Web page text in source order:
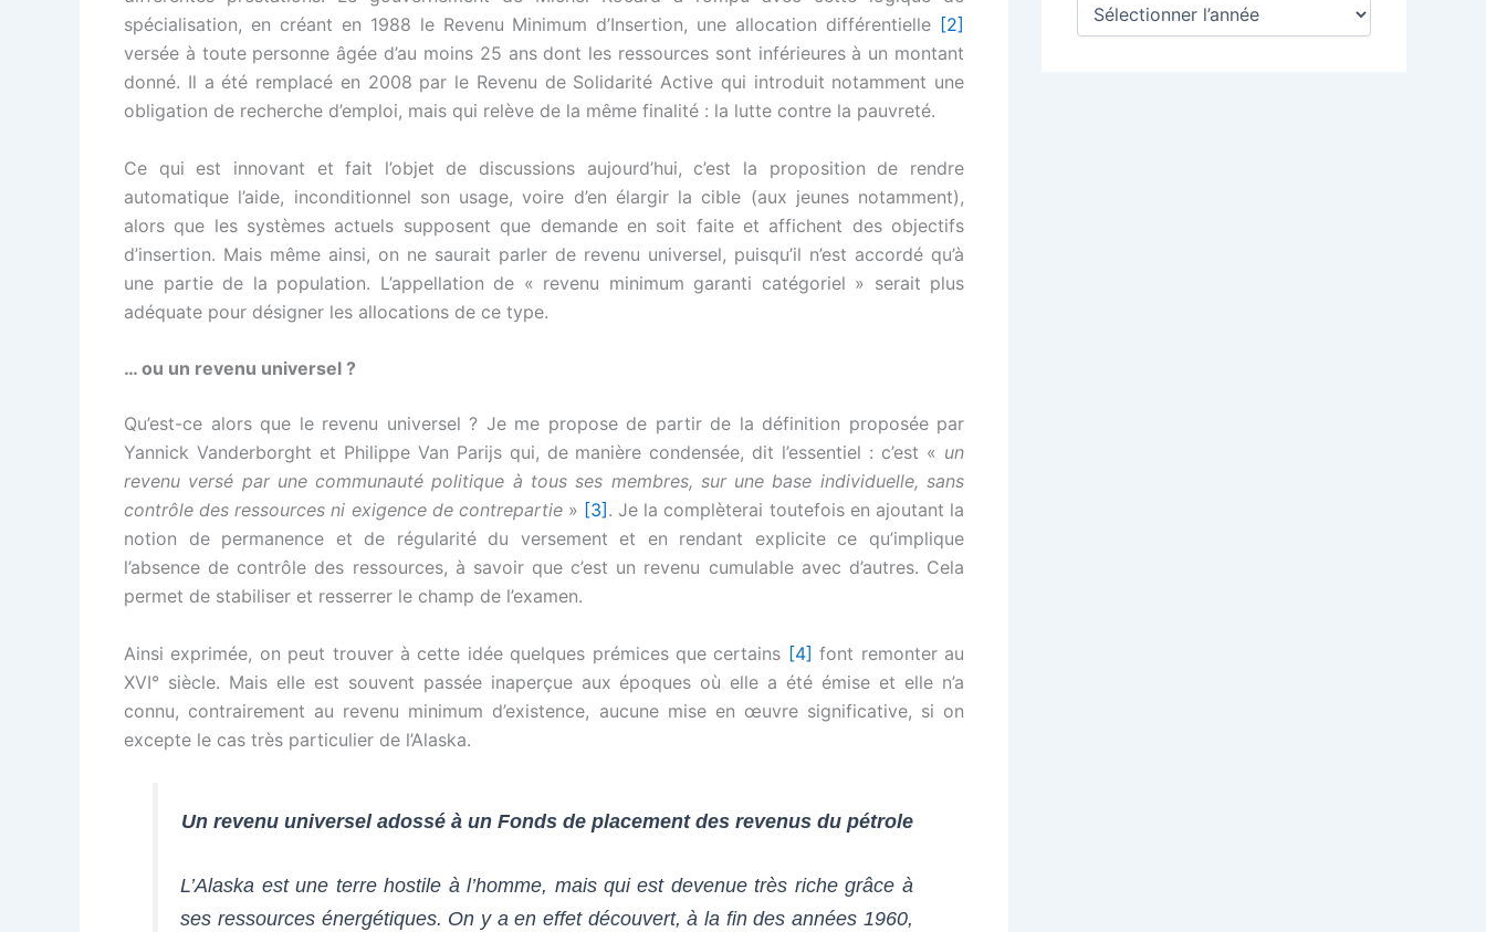
spécialisation, en créant en 1988 le Revenu Minimum d’Insertion, une allocation différentielle [2]
versée à toute personne âgée d’au moins 25 ans dont les ressources sont inférieures à un montant
donné. Il a été remplacé en 2008 par le Revenu de Solidarité Active qui introduit notamment une
obligation de recherche d’emploi, mais qui relève de la même finalité : la lutte contre la pauvreté.
Ce qui est innovant et fait l’objet de discussions aujourd’hui, c’est la proposition de rendre
automatique l’aide, inconditionnel son usage, voire d’en élargir la cible (aux jeunes notamment),
alors que les systèmes actuels supposent que demande en soit faite et affichent des objectifs
d’insertion. Mais même ainsi, on ne saurait parler de revenu universel, puisqu’il n’est accordé qu’à
une partie de la population. L’appellation de « revenu minimum garanti catégoriel » serait plus
adéquate pour désigner les allocations de ce type.
… ou un revenu universel ?
Qu’est-ce alors que le revenu universel ? Je me propose de partir de la définition proposée par
Yannick Vanderborght et Philippe Van Parijs qui, de manière condensée, dit l’essentiel : c’est « un
revenu versé par une communauté politique à tous ses membres, sur une base individuelle, sans
contrôle des ressources ni exigence de contrepartie» [3] . Je la complèterai toutefois en ajoutant la
notion de permanence et de régularité du versement et en rendant explicite ce qu’implique
l’absence de contrôle des ressources, à savoir que c’est un revenu cumulable avec d’autres. Cela
permet de stabiliser et resserrer le champ de l’examen.
Ainsi exprimée, on peut trouver à cette idée quelques prémices que certains [4] font remonter au
XVI° siècle. Mais elle est souvent passée inaperçue aux époques où elle a été émise et elle n’a
connu, contrairement au revenu minimum d’existence, aucune mise en œuvre significative, si on
excepte le cas très particulier de l’Alaska.
Un revenu universel adossé à un Fonds de placement des revenus du pétrole
L’Alaska est une terre hostile à l’homme, mais qui est devenue très riche grâce à
ses ressources énergétiques. On y a en effet découvert, à la fin des années 1960,